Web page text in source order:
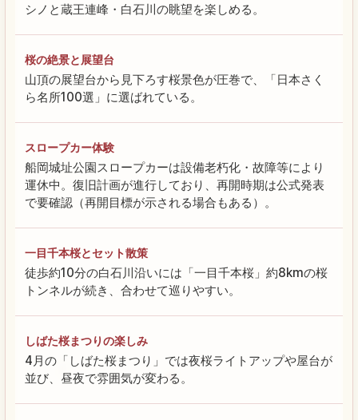
シノと蔵王連峰・白石川の眺望を楽しめる。
桜の絶景と展望台
山頂の展望台から見下ろす桜景色が圧巻で、「日本さく
ら名所100選」に選ばれている。
スロープカー体験
船岡城址公園スロープカーは設備老朽化・故障等により
運休中。復旧計画が進行しており、再開時期は公式発表
で要確認（再開目標が示される場合もある）。
一目千本桜とセット散策
徒歩約10分の白石川沿いには「一目千本桜」約8kmの桜
トンネルが続き、合わせて巡りやすい。
しばた桜まつりの楽しみ
4月の「しばた桜まつり」では夜桜ライトアップや屋台が
並び、昼夜で雰囲気が変わる。